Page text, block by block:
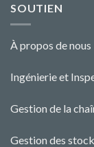
SOUTIEN
À propos de nous
Ingénierie et Ins
Gestion de la
Gestion des